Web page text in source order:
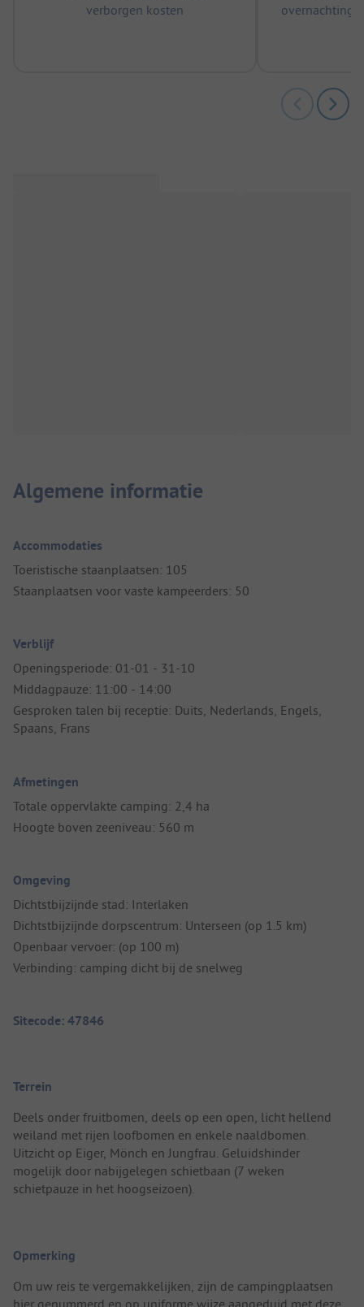
verborgen kosten
Algemene informatie
Accommodaties
Toeristische staanplaatsen: 105
Staanplaatsen voor vaste kampeerders: 50
Verblijf
Openingsperiode: 01-01 - 31-10
Middagpauze: 11:00 - 14:00
Gesproken talen bij receptie: Duits, Nederlands, Engels,
Spaans, Frans
Afmetingen
Totale oppervlakte camping: 2,4 ha
Hoogte boven zeeniveau: 560 m
Omgeving
Dichtstbijzijnde stad: Interlaken
Dichtstbijzijnde dorpscentrum: Unterseen (op 1.5 km)
Openbaar vervoer: (op 100 m)
Verbinding: camping dicht bij de snelweg
Sitecode: 47846
Terrein
Deels onder fruitbomen, deels op een open, licht hellend
weiland met rijen loofbomen en enkele naaldbomen.
Uitzicht op Eiger, Mönch en Jungfrau. Geluidshinder
mogelijk door nabijgelegen schietbaan (7 weken
schietpauze in het hoogseizoen).
Opmerking
Om uw reis te vergemakkelijken, zijn de campingplaatsen
hier genummerd en op uniforme wijze aangeduid met deze